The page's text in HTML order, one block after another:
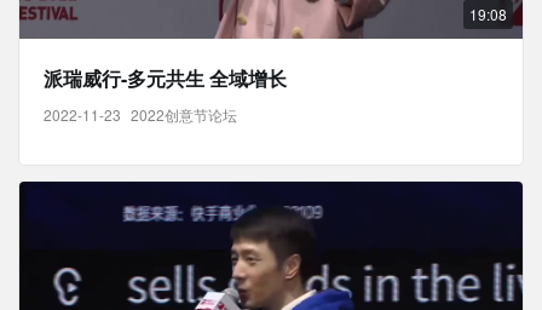
19:08
派瑞威行-多元共生 全域增长
2022-11-23 2022创意节论坛